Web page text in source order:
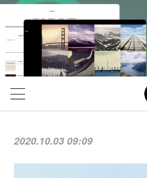
2020.10.03 09:09